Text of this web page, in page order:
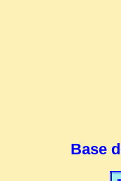
Base